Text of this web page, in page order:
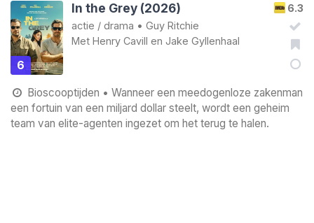
6
6.3
In the Grey (2026)
actie / drama • Guy Ritchie
Met Henry Cavill en Jake Gyllenhaal
Bioscooptijden • Wanneer een meedogenloze zakenman
een fortuin van een miljard dollar steelt, wordt een geheim
team van elite-agenten ingezet om het terug te halen.